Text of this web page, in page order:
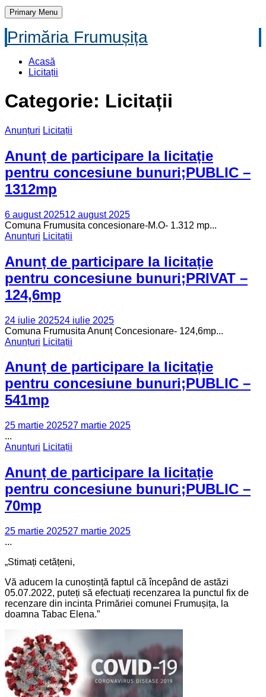
Primary Menu
Primăria Frumușița
Acasă
Licitații
Categorie: Licitații
Anunțuri Licitații
Anunț de participare la licitație
pentru concesiune bunuri;PUBLIC –
1312mp
6 august 202512 august 2025
Comuna Frumusita concesionare-M.O- 1.312 mp...
Anunțuri Licitații
Anunț de participare la licitație
pentru concesiune bunuri;PRIVAT –
124,6mp
24 iulie 202524 iulie 2025
Comuna Frumusita Anunț Concesionare- 124,6mp...
Anunțuri Licitații
Anunț de participare la licitație
pentru concesiune bunuri;PUBLIC –
541mp
25 martie 202527 martie 2025
...
Anunțuri Licitații
Anunț de participare la licitație
pentru concesiune bunuri;PUBLIC –
70mp
25 martie 202527 martie 2025
...
„Stimați cetățeni,
Vă aducem la cunoștință faptul că începând de astăzi
05.07.2022, puteți să efectuați recenzarea la punctul fix de
recenzare din incinta Primăriei comunei Frumușița, la
doamna Tabac Elena.”